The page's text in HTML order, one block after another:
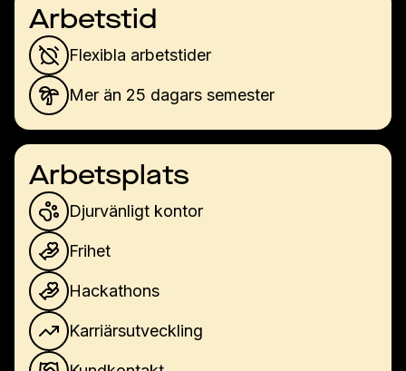
Arbetstid
Flexibla arbetstider
Mer än 25 dagars semester
Arbetsplats
Djurvänligt kontor
Frihet
Hackathons
Karriärsutveckling